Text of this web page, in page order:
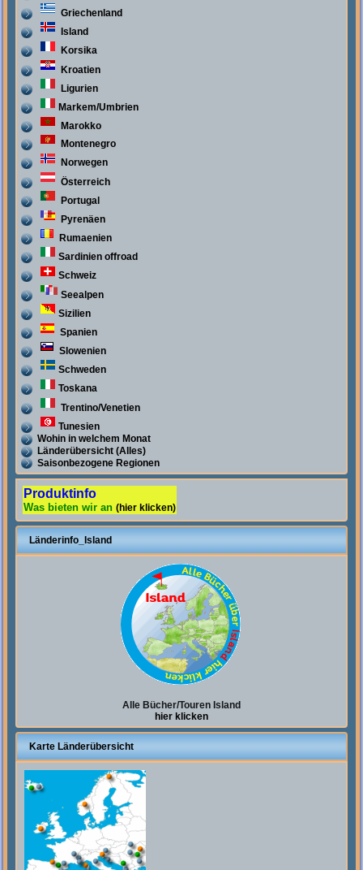
Griechenland
Island
Korsika
Kroatien
Ligurien
Markem/Umbrien
Marokko
Montenegro
Norwegen
Österreich
Portugal
Pyrenäen
Rumaenien
Sardinien offroad
Schweiz
Seealpen
Sizilien
Spanien
Slowenien
Schweden
Toskana
Trentino/Venetien
Tunesien
Wohin in welchem Monat
Länderübersicht (Alles)
Saisonbezogene Regionen
Produktinfo
Was bieten wir an(hier klicken)
Länderinfo_Island
Alle Bücher/Touren Island
hier klicken
Karte Länderübersicht